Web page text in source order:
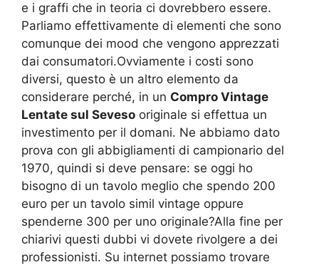
e i graffi che in teoria ci dovrebbero essere.
Parliamo effettivamente di elementi che sono
comunque dei mood che vengono apprezzati
dai consumatori.Ovviamente i costi sono
diversi, questo è un altro elemento da
considerare perché, in un Compro Vintage
Lentate sul Seveso originale si effettua un
investimento per il domani. Ne abbiamo dato
prova con gli abbigliamenti di campionario del
1970, quindi si deve pensare: se oggi ho
bisogno di un tavolo meglio che spendo 200
euro per un tavolo simil vintage oppure
spenderne 300 per uno originale?Alla fine per
chiarivi questi dubbi vi dovete rivolgere a dei
professionisti. Su internet possiamo trovare